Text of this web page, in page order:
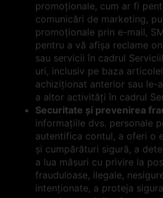
promoționale, cum ar fi
comunicări de marketing,
promoționale prin e-mail,
pentru a vă afișa reclame
sau servicii în cadrul
uri, inclusiv pe baza
achiziționat anterior sau le-
a altor activități în cadrul
Securitate și prevenirea
informațiile dvs. personale
autentifica contul, a oferi o
și cumpărături sigură, a
a lua măsuri cu privire la
frauduloase, ilegale,
intenționate, a proteja